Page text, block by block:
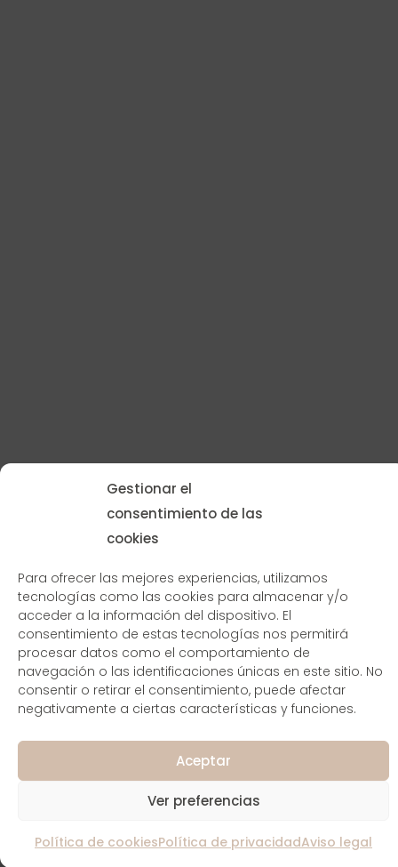
Gestionar el
consentimiento de las
cookies
Para ofrecer las mejores experiencias, utilizamos
tecnologías como las cookies para almacenar y/o
acceder a la información del dispositivo. El
consentimiento de estas tecnologías nos permitirá
procesar datos como el comportamiento de
navegación o las identificaciones únicas en este sitio. No
consentir o retirar el consentimiento, puede afectar
negativamente a ciertas características y funciones.
Aceptar
Ver preferencias
Política de cookiesPolítica de privacidadAviso legal